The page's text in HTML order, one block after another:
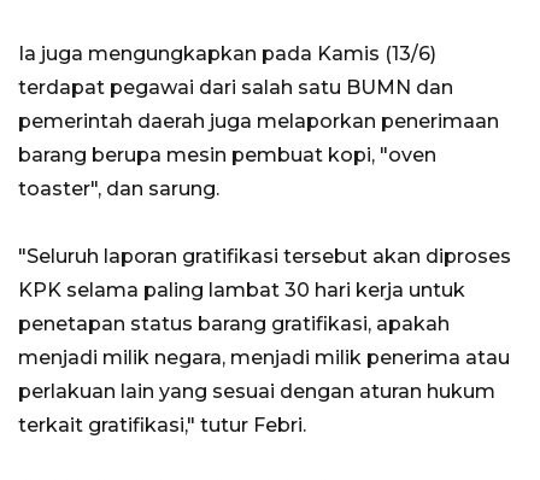
Ia juga mengungkapkan pada Kamis (13/6)
terdapat pegawai dari salah satu BUMN dan
pemerintah daerah juga melaporkan penerimaan
barang berupa mesin pembuat kopi, "oven
toaster", dan sarung.
"Seluruh laporan gratifikasi tersebut akan diproses
KPK selama paling lambat 30 hari kerja untuk
penetapan status barang gratifikasi, apakah
menjadi milik negara, menjadi milik penerima atau
perlakuan lain yang sesuai dengan aturan hukum
terkait gratifikasi," tutur Febri.